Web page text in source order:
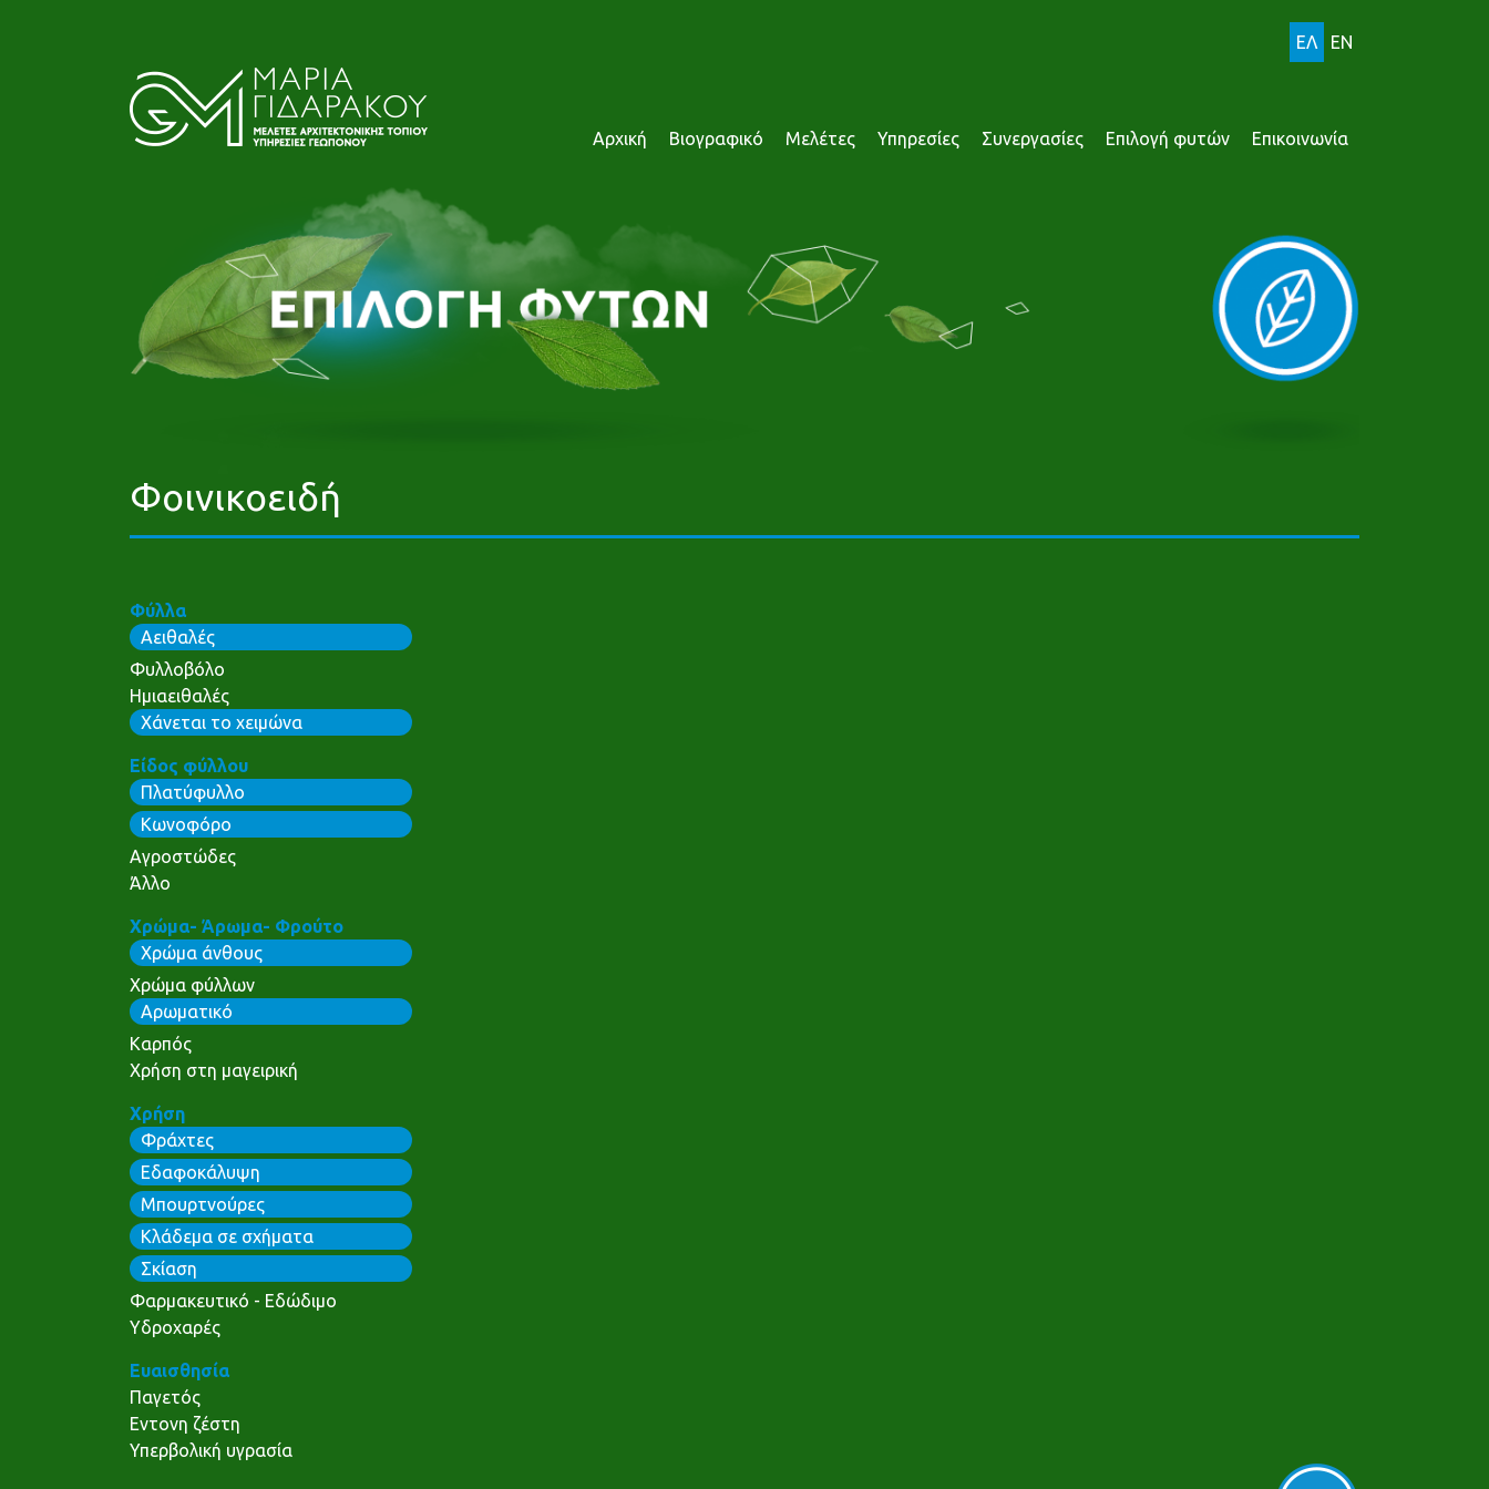
ΕΛ EN
Αρχική Βιογραφικό Μελέτες Υπηρεσίες Συνεργασίες Επιλογή φυτών Επικοινωνία
Φοινικοειδή
Φύλλα
Αειθαλές
Φυλλοβόλο
Ημιαειθαλές
Χάνεται το χειμώνα
Είδος φύλλου
Πλατύφυλλο
Κωνοφόρο
Αγροστώδες
Άλλο
Χρώμα- Άρωμα- Φρούτο
Χρώμα άνθους
Χρώμα φύλλων
Αρωματικό
Καρπός
Χρήση στη μαγειρική
Χρήση
Φράχτες
Εδαφοκάλυψη
Μπουρτνούρες
Κλάδεμα σε σχήματα
Σκίαση
Φαρμακευτικό - Εδώδιμο
Υδροχαρές
Ευαισθησία
Παγετός
Εντονη ζέστη
Υπερβολική υγρασία